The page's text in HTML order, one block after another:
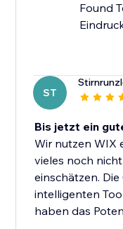
Found
ST
Bis jetzt ein
Wir nutzen WIX
vieles noch
einschätzen.
intelligenten
haben das